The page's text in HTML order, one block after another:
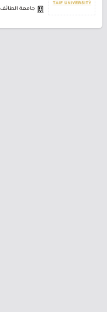
جامعة الطائف